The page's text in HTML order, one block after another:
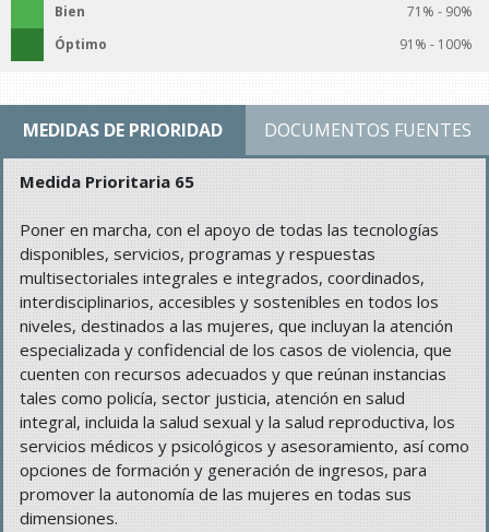
Bien
71% - 90%
Óptimo
91% - 100%
MEDIDAS DE PRIORIDAD DOCUMENTOS FUENTES
Medida Prioritaria 65
Poner en marcha, con el apoyo de todas las tecnologías
disponibles, servicios, programas y respuestas
multisectoriales integrales e integrados, coordinados,
interdisciplinarios, accesibles y sostenibles en todos los
niveles, destinados a las mujeres, que incluyan la atención
especializada y confidencial de los casos de violencia, que
cuenten con recursos adecuados y que reúnan instancias
tales como policía, sector justicia, atención en salud
integral, incluida la salud sexual y la salud reproductiva, los
servicios médicos y psicológicos y asesoramiento, así como
opciones de formación y generación de ingresos, para
promover la autonomía de las mujeres en todas sus
dimensiones.